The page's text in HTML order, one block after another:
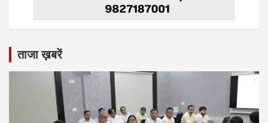
ताजा ख़बरें